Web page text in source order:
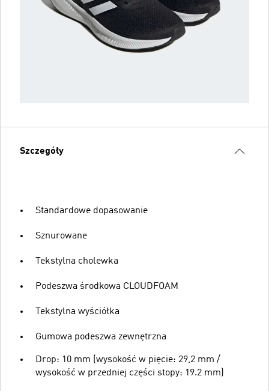
Szczegóły
Standardowe dopasowanie
Sznurowane
Tekstylna cholewka
Podeszwa środkowa CLOUDFOAM
Tekstylna wyściółka
Gumowa podeszwa zewnętrzna
Drop: 10 mm (wysokość w pięcie: 29,2 mm /
wysokość w przedniej części stopy: 19.2 mm)